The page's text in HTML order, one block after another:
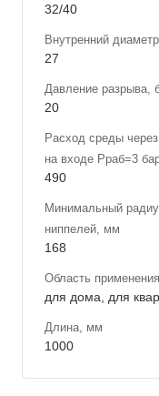
32/40
Внутренний
27
Давление разрыва,
20
Расход среды
на входе Рраб=3
490
Минимальный
ниппелей, мм
168
Область применения
для дома, для
Длина, мм
1000